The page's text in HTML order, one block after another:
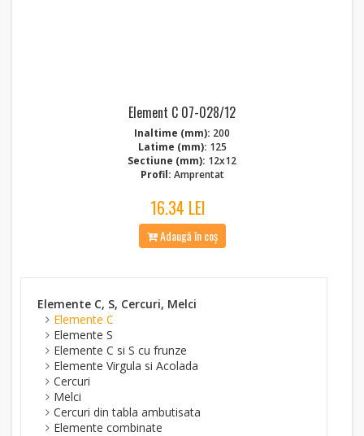
Element C 07-028/12
Inaltime (mm): 200
Latime (mm): 125
Sectiune (mm): 12x12
Profil: Amprentat
16.34 LEI
Adaugă în coș
Elemente C, S, Cercuri, Melci
Elemente C
Elemente S
Elemente C si S cu frunze
Elemente Virgula si Acolada
Cercuri
Melci
Cercuri din tabla ambutisata
Elemente combinate